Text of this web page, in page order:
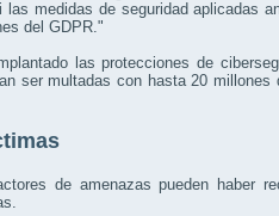
las medidas de seguridad aplicadas
del GDPR."
las protecciones de
ser multadas con hasta 20
de amenazas pueden haber